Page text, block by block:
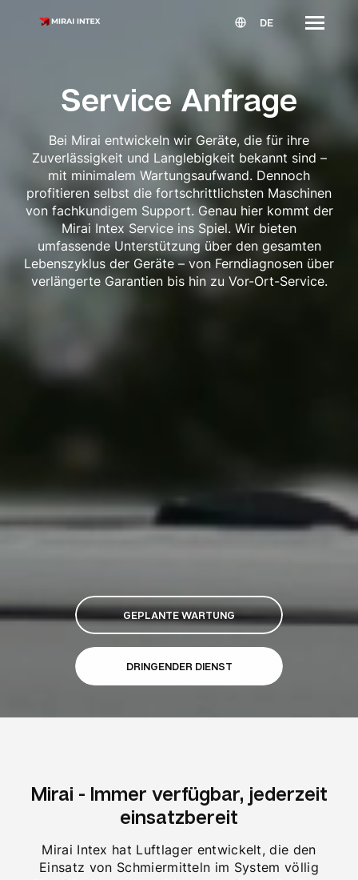
DE
Service Anfrage
Bei Mirai entwickeln wir Geräte, die für ihre
Zuverlässigkeit und Langlebigkeit bekannt sind –
mit minimalem Wartungsaufwand. Dennoch
profitieren selbst die fortschrittlichsten Maschinen
von fachkundigem Support. Genau hier kommt der
Mirai Intex Service ins Spiel. Wir bieten
umfassende Unterstützung über den gesamten
Lebenszyklus der Geräte – von Ferndiagnosen über
verlängerte Garantien bis hin zu Vor-Ort-Service.
GEPLANTE WARTUNG
DRINGENDER DIENST
Mirai - Immer verfügbar, jederzeit
einsatzbereit
Mirai Intex hat Luftlager entwickelt, die den
Einsatz von Schmiermitteln im System völlig